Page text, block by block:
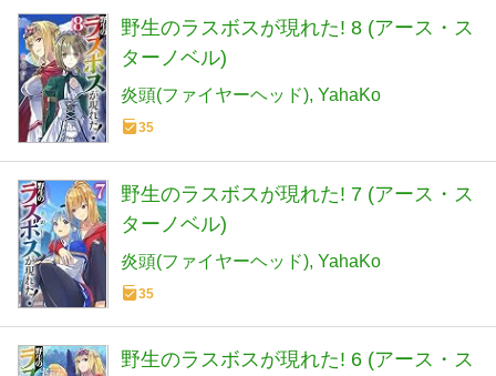
野生のラスボスが現れた! 8 (アース・ス
ターノベル)
炎頭(ファイヤーヘッド) YahaKo
35
野生のラスボスが現れた! 7 (アース・ス
ターノベル)
炎頭(ファイヤーヘッド) YahaKo
35
野生のラスボスが現れた! 6 (アース・ス